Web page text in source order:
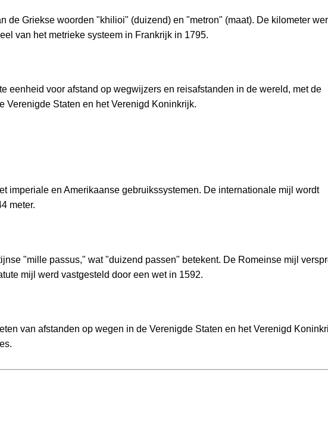
de Griekse woorden "khilioi" (duizend) en "metron" (maat). De kilometer
van het metrieke systeem in Frankrijk in 1795.
eenheid voor afstand op wegwijzers en reisafstanden in de wereld, met de
Verenigde Staten en het Verenigd Koninkrijk.
imperiale en Amerikaanse gebruikssystemen. De internationale mijl wordt
meter.
"mille passus," wat "duizend passen" betekent. De Romeinse mijl
mijl werd vastgesteld door een wet in 1592.
van afstanden op wegen in de Verenigde Staten en het Verenigd